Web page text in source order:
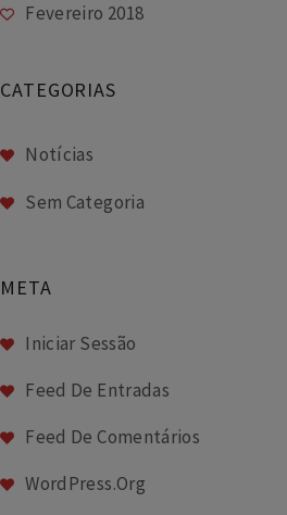
Fevereiro 2018
CATEGORIAS
Notícias
Sem Categoria
META
Iniciar Sessão
Feed De Entradas
Feed De Comentários
WordPress.org